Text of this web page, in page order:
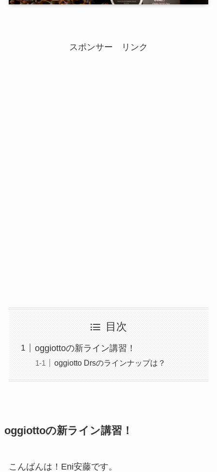
スポンサー リンク
目次
oggiottoの新ライン講習！
oggiotto Drsのラインナップは？
oggiottoの新ライン講習！
こんばんは！Eni安藤です。